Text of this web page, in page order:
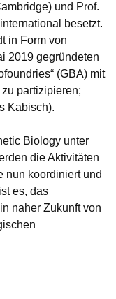
und Prof.
besetzt.
in Form von
2019 gegründeten
(GBA) mit
partizipieren;
Kabisch).
Biology unter
die Aktivitäten
nun koordiniert und
es, das
naher Zukunft von